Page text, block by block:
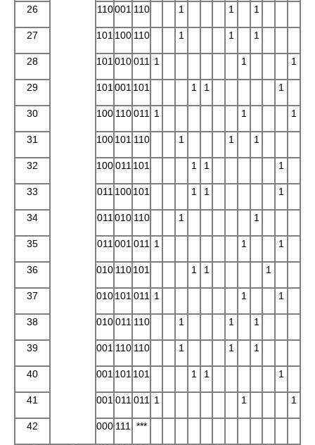
26 110001 110 1 1 1
27 101 100 110 1 1 1
28 101 010011 1 1 1
29 101 001 101 1 1 1
30 100 110 011 1 1 1
31 100101 110 1 1 1
32 100011 101 1 1 1
33 011 100101 1 1 1
34 011 010 110 1 1
35 011 001 011 1 1 1
36 010 110 101 1 1 1
37 010101 011 1 1 1
38 010011 110 1 1 1
39 001 110 110 1 1 1
40 001 101 101 1 1 1
41 001 011 011 1 1 1
42 000 111 ***